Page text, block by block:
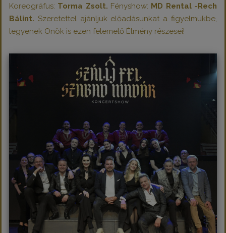
Koreográfus: Torma Zsolt. Fényshow: MD Rental -Rech
Bálint. Szeretettel ajánljuk előadásunkat a figyelmükbe,
legyenek Önök is ezen felemelő Élmény részesei!